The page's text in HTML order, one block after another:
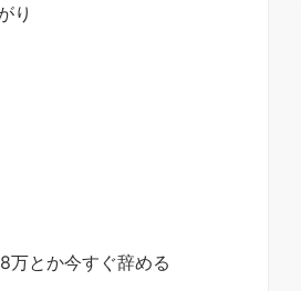
り
万とか今すぐ辞める